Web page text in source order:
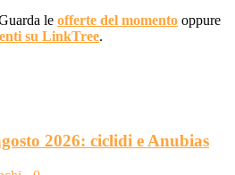
le offerte del momento oppure
su LinkTree.
2026: ciclidi e Anubias